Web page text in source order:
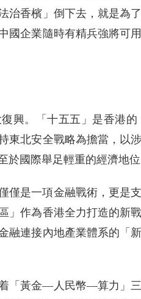
治香檳」倒下去，就是為
國企業隨時有精兵強將可
興。「十五五」是香港
東北安全戰略為擔當，以
國際舉足輕重的經濟地位
僅是一項金融戰術，更是
」作為香港全力打造的新
融連接內地產業體系的「
「黃金—人民幣—算力」